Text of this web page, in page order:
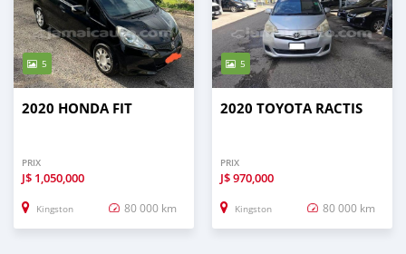
5
2020 HONDA FIT
PRIX
J$ 1,050,000
Kingston 80 000 km
5
2020 TOYOTA RACTIS
PRIX
J$970,000
Kingston 80 000 km